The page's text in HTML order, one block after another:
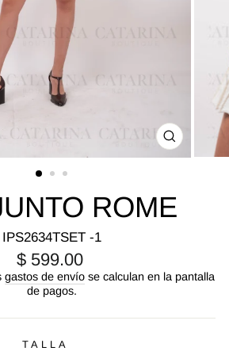
(ESC)
ROME
IPS2634TSET -1
Precio
habitual
$ 599.00
gastos de envíose calculan en la pantalla
de pagos.
TALLA